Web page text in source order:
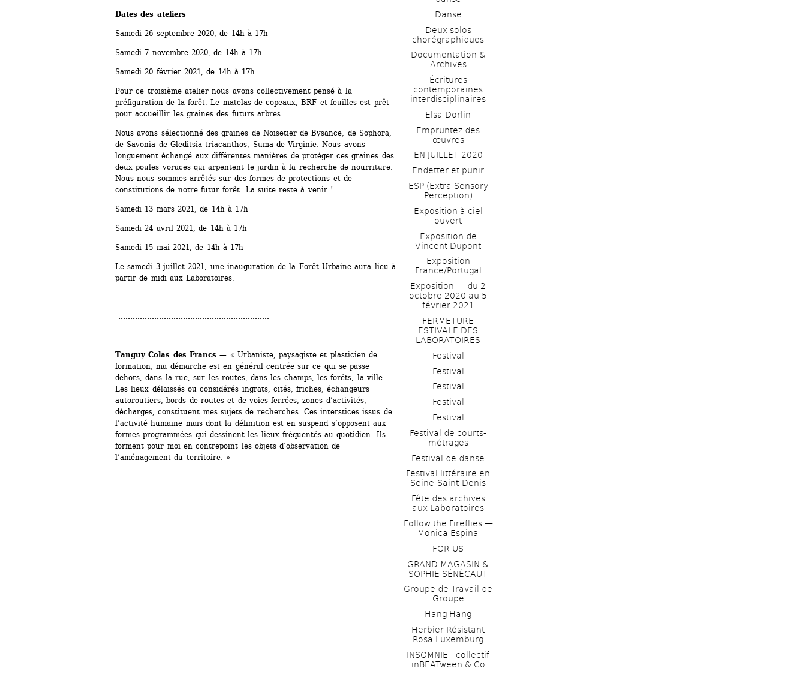
Dates des ateliers
Samedi 26 septembre 2020, de 14h à 17h
Samedi 7 novembre 2020, de 14h à 17h
Samedi 20 février 2021, de 14h à 17h
Pour ce troisième atelier nous avons collectivement pensé à la
préfiguration de la forêt. Le matelas de copeaux, BRF et feuilles est prêt
pour accueillir les graines des futurs arbres.
Nous avons sélectionné des graines de Noisetier de Bysance, de Sophora,
de Savonia de Gleditsia triacanthos, Suma de Virginie. Nous avons
longuement échangé aux différentes manières de protéger ces graines des
deux poules voraces qui arpentent le jardin à la recherche de nourriture.
Nous nous sommes arrêtés sur des formes de protections et de
constitutions de notre futur forêt. La suite reste à venir !
Samedi 13 mars 2021, de 14h à 17h
Samedi 24 avril 2021, de 14h à 17h
Samedi 15 mai 2021, de 14h à 17h
Le samedi 3 juillet 2021, une inauguration de la Forêt Urbaine aura lieu à
partir de midi aux Laboratoires.
...............................................................
Tanguy Colas des Francs — « Urbaniste, paysagiste et plasticien de
formation, ma démarche est en général centrée sur ce qui se passe
dehors, dans la rue, sur les routes, dans les champs, les forêts, la ville.
Les lieux délaissés ou considérés ingrats, cités, friches, échangeurs
autoroutiers, bords de routes et de voies ferrées, zones d’activités,
décharges, constituent mes sujets de recherches. Ces interstices issus de
l’activité humaine mais dont la définition est en suspend s’opposent aux
formes programmées qui dessinent les lieux fréquentés au quotidien. Ils
forment pour moi en contrepoint les objets d’observation de
l’aménagement du territoire. »
Danse
Deux solos
chorégraphiques
Documentation &
Archives
Écritures
contemporaines
interdisciplinaires
Elsa Dorlin
Empruntez des
œuvres
EN JUILLET 2020
Endetter et punir
ESP (Extra Sensory
Perception)
Exposition à ciel
ouvert
Exposition de
Vincent Dupont
Exposition
France/Portugal
Exposition ― du 2
octobre 2020 au 5
février 2021
FERMETURE
ESTIVALE DES
LABORATOIRES
Festival
Festival
Festival
Festival
Festival
Festival de courts-
métrages
Festival de danse
Festival littéraire en
Seine-Saint-Denis
Fête des archives
aux Laboratoires
Follow the Fireflies —
Monica Espina
FOR US
GRAND MAGASIN &
SOPHIE SÉNÉCAUT
Groupe de Travail de
Groupe
Hang Hang
Herbier Résistant
Rosa Luxemburg
INSOMNIE - collectif
inBEATween & Co